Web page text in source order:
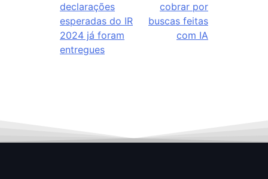
declarações
esperadas do IR
2024 já foram
entregues
cobrar por
buscas feitas
com IA